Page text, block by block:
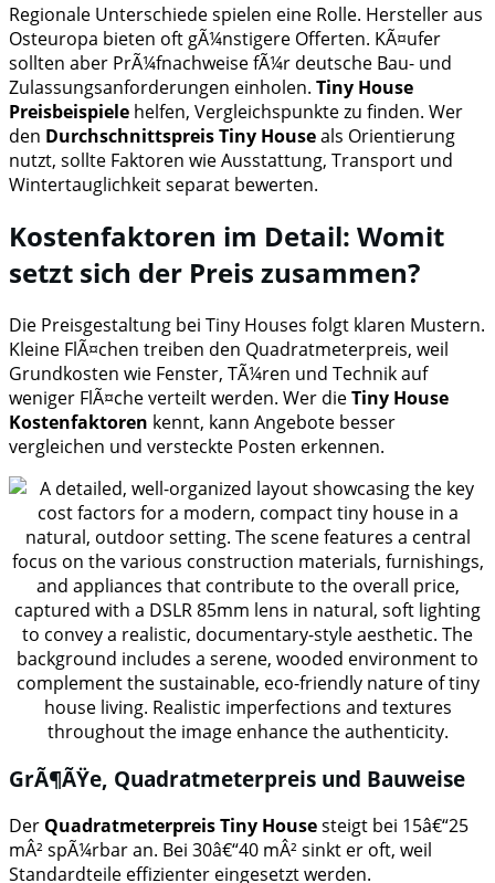
Regionale Unterschiede spielen eine Rolle. Hersteller aus
Osteuropa bieten oft gÃ¼nstigere Offerten. KÃ¤ufer
sollten aber PrÃ¼fnachweise fÃ¼r deutsche Bau- und
Zulassungsanforderungen einholen. Tiny House
Preisbeispiele helfen, Vergleichspunkte zu finden. Wer
den Durchschnittspreis Tiny Houseals Orientierung
nutzt, sollte Faktoren wie Ausstattung, Transport und
Wintertauglichkeit separat bewerten.
Kostenfaktoren im Detail: Womit
setzt sich der Preis zusammen?
Die Preisgestaltung bei Tiny Houses folgt klaren Mustern.
Kleine FlÃ¤chen treiben den Quadratmeterpreis, weil
Grundkosten wie Fenster, TÃ¼ren und Technik auf
weniger FlÃ¤che verteilt werden. Wer dieTiny House
Kostenfaktoren kennt, kann Angebote besser
vergleichen und versteckte Posten erkennen.
GrÃ¶ÃŸe, Quadratmeterpreis und Bauweise
Der Quadratmeterpreis Tiny Housesteigt bei 15â€“25
mÂ² spÃ¼rbar an. Bei 30â€“40 mÂ² sinkt er oft, weil
Standardteile effizienter eingesetzt werden.